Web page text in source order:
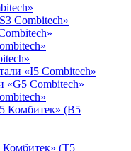
Combitech»
«I5 Combitech»
«G5 Combitech»
Комбитек» (B5
(T5